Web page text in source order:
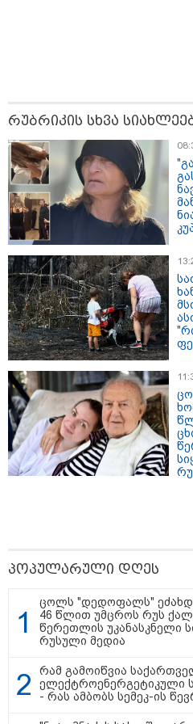
აღავლინა" - საპატრიარქო
13:52
4
11:16 /
12:56 /
70
რას
თბილისი
ლარიდან
რუბრიკის სხვა
პოპულარული დღეს
ცოლს "დედოფალს"
46 წლით უმცროს რუს
წერეთლის უკანასკნელი
რუსული მედია
რამ გამოიწვია
ელექტროენერგეტიკული
- რას ამბობს სემეკ-ის